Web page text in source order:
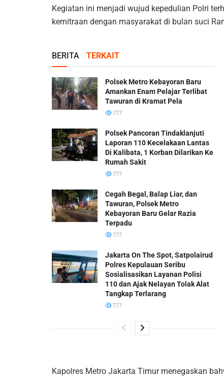
Kegiatan ini menjadi wujud kepedulian Polri
kemitraan dengan masyarakat di bulan suci
BERITA TERKAIT
Polsek Metro Kebayoran Baru
Amankan Enam Pelajar Terlibat
Tawuran di Kramat Pela
777
Polsek Pancoran Tindaklanjuti
Laporan 110 Kecelakaan Lantas
Di Kalibata, 1 Korban Dilarikan Ke
Rumah Sakit
777
Cegah Begal, Balap Liar, dan
Tawuran, Polsek Metro
Kebayoran Baru Gelar Razia
Terpadu
777
Jakarta On The Spot, Satpolairud
Polres Kepulauan Seribu
Sosialisasikan Layanan Polisi
110 dan Ajak Nelayan Tolak Alat
Tangkap Terlarang
777
Kapolres Metro Jakarta Timur menegaskan